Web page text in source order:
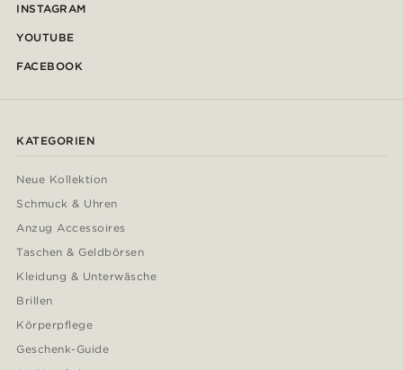
INSTAGRAM
YOUTUBE
FACEBOOK
KATEGORIEN
Neue Kollektion
Schmuck & Uhren
Anzug Accessoires
Taschen & Geldbörsen
Kleidung & Unterwäsche
Brillen
Körperpflege
Geschenk-Guide